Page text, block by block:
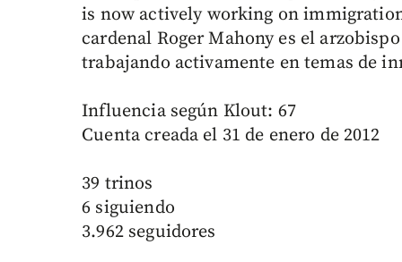
is now actively working on
cardenal Roger Mahony es el
trabajando activamente en temas de
Influencia según Klout: 67
Cuenta creada el 31 de enero de 2012
39 trinos
6 siguiendo
3.962 seguidores